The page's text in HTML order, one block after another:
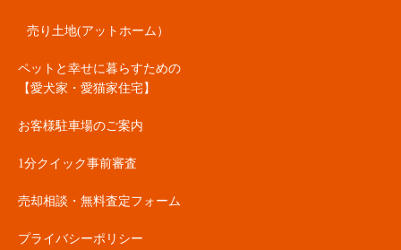
売り土地(アットホーム）
ペットと幸せに暮らすための
【愛犬家・愛猫家住宅】
お客様駐車場のご案内
1分クイック事前審査
売却相談・無料査定フォーム
プライバシーポリシー